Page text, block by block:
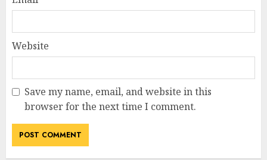
Website
Save my name, email, and website in this
browser for the next time I comment.